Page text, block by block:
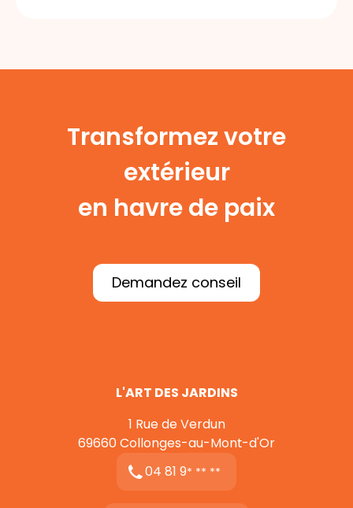
Transformez votre
extérieur
en havre de paix
Demandez conseil
L'ART DES JARDINS
1 Rue de Verdun
69660 Collonges-au-Mont-d'Or
04 81 9* ** **